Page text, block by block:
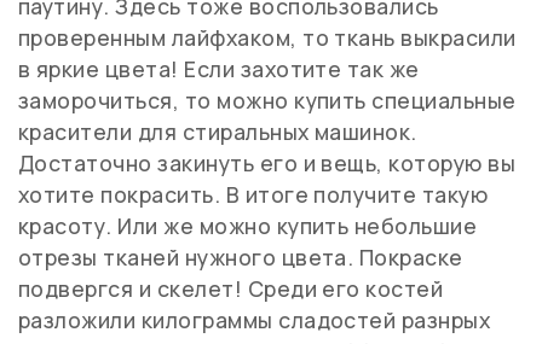
проверенным лайфхаком, то ткань выкрасили
в яркие цвета! Если захотите так же
заморочиться, то можно купить специальные
красители для стиральных машинок.
Достаточно закинуть его и вещь, которую вы
хотите покрасить. В итоге получите такую
красоту. Или же можно купить небольшие
отрезы тканей нужного цвета. Покраске
подвергся и скелет! Среди его костей
разложили килограммы сладостей разнрых